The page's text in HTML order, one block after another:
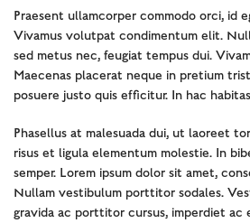
Praesent ullamcorper commodo orci, id
Vivamus volutpat condimentum elit.
sed metus nec, feugiat tempus dui.
Maecenas placerat neque in pretium
posuere justo quis efficitur. In hac
Phasellus at malesuada dui, ut laoreet
risus et ligula elementum molestie. In
semper. Lorem ipsum dolor sit amet,
Nullam vestibulum porttitor sodales.
gravida ac porttitor cursus, imperdiet ac